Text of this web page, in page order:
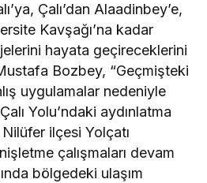
Çalı’dan Alaadinbey’e,
Kavşağı’na kadar
hayata geçireceklerini
Bozbey, “Geçmişteki
uygulamalar nedeniyle
Yolu’ndaki aydınlatma
ilçesi Yolçatı
çalışmaları devam
bölgedeki ulaşım